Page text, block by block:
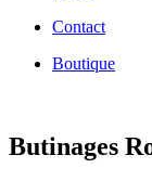
Contact
Boutique
Butinages